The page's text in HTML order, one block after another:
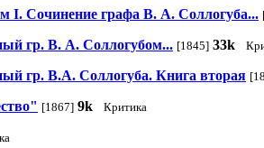
I. Сочинение графа В. А. Соллогуба...
гр. В. А. Соллогубом... [1845] 33k
гр. В.А. Соллогуба. Книга вторая
[1867] 9k Критика